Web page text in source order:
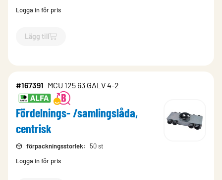
Logga in för pris
Lägg till
`$Lägg till
#167391 MCU 125 63 GALV 4-2
Fördelnings- /samlingslåda,
centrisk
förpackningsstorlek:
50 st
Logga in för pris